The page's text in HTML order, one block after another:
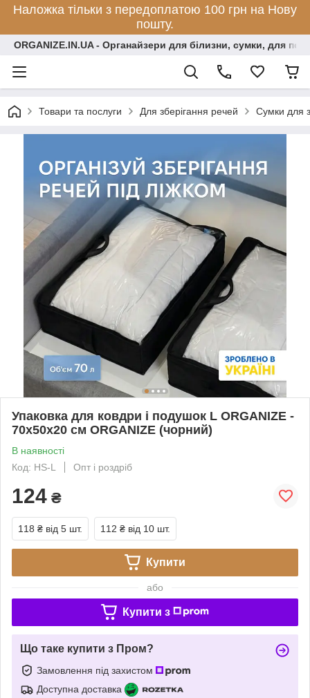
Наложка тільки з передоплатою 100 грн на Нову
пошту.
ORGANIZE.IN.UA - Органайзери для білизни, сумки, для
Товари та послуги Для зберігання речей Сумки для
Упаковка для ковдри і подушок L ORGANIZE -
70x50x20 см ORGANIZE (чорний)
В наявності
Код: HS-L
Опт і роздріб
124 ₴
118 ₴ від 5 шт. 112 ₴ від 10 шт.
Купити
або
Купити з
Що таке купити з Пром?
Замовлення під захистом
Доступна доставка